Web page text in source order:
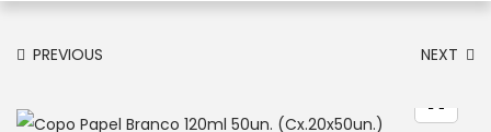
PREVIOUS NEXT